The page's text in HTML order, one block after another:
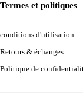
Termes et politiques
conditions d'utilisation
Retours & échanges
Politique de